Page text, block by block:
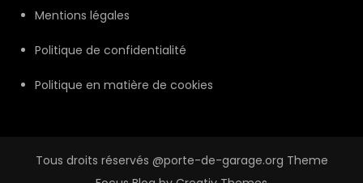
Mentions légales
Politique de confidentialité
Politique en matière de cookies
Tous droits réservés @porte-de-garage.org Theme